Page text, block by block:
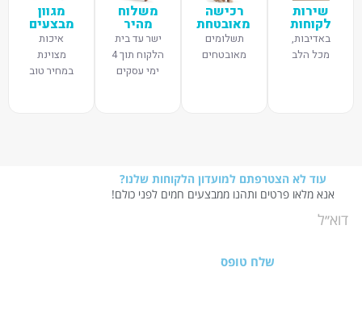
שירות
לקוחות
באדיבות,
מכל הלב
רכישה
מאובטחת
תשלומים
מאובטחים
משלוח
מהיר
ישר עד בית
הלקוח תוך 4
ימי עסקים
מגוון
מבצעים
איכות
מצוינת
במחיר טוב
עוד לא הצטרפתם למועדון הלקוחות שלנו?
אנא מלאו פרטים ותהנו ממבצעים חמים לפני כולם!
שלח טופס